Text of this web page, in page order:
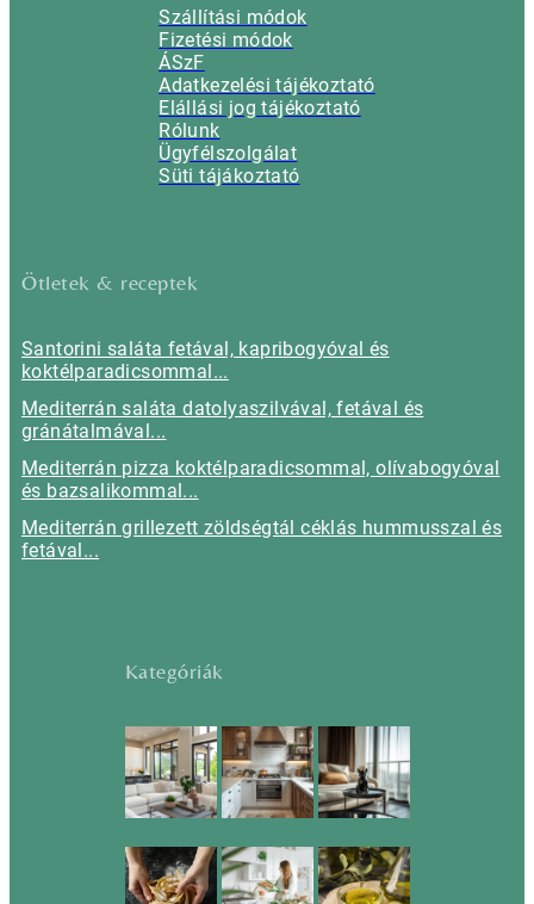
Szállítási módok
Fizetési módok
ÁSzF
Adatkezelési tájékoztató
Elállási jog tájékoztató
Rólunk
Ügyfélszolgálat
Süti tájákoztató
Ötletek & receptek
Santorini saláta fetával, kapribogyóval és
koktélparadicsommal...
Mediterrán saláta datolyaszilvával, fetával és
gránátalmával...
Mediterrán pizza koktélparadicsommal, olívabogyóval
és bazsalikommal...
Mediterrán grillezett zöldségtál céklás hummusszal és
fetával...
Kategóriák